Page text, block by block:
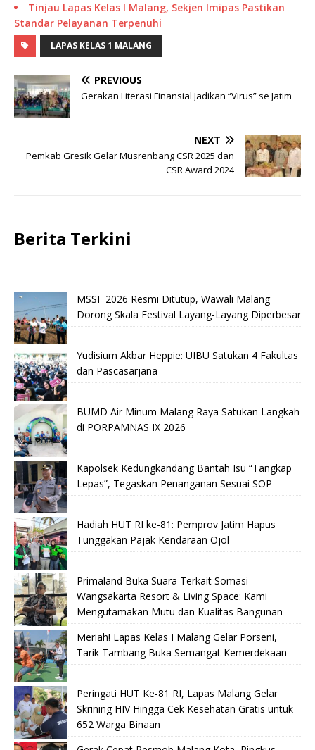
Tinjau Lapas Kelas I Malang, Sekjen Imipas Pastikan
Standar Pelayanan Terpenuhi
LAPAS KELAS 1 MALANG
PREVIOUS
Gerakan Literasi Finansial Jadikan “Virus” se Jatim
NEXT
Pemkab Gresik Gelar Musrenbang CSR 2025 dan
CSR Award 2024
Berita Terkini
MSSF 2026 Resmi Ditutup, Wawali Malang
Dorong Skala Festival Layang-Layang Diperbesar
Yudisium Akbar Heppie: UIBU Satukan 4 Fakultas
dan Pascasarjana
BUMD Air Minum Malang Raya Satukan Langkah
di PORPAMNAS IX 2026
Kapolsek Kedungkandang Bantah Isu “Tangkap
Lepas”, Tegaskan Penanganan Sesuai SOP
Hadiah HUT RI ke-81: Pemprov Jatim Hapus
Tunggakan Pajak Kendaraan Ojol
Primaland Buka Suara Terkait Somasi
Wangsakarta Resort & Living Space: Kami
Mengutamakan Mutu dan Kualitas Bangunan
Meriah! Lapas Kelas I Malang Gelar Porseni,
Tarik Tambang Buka Semangat Kemerdekaan
Peringati HUT Ke-81 RI, Lapas Malang Gelar
Skrining HIV Hingga Cek Kesehatan Gratis untuk
652 Warga Binaan